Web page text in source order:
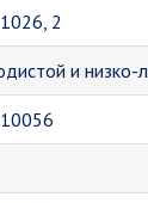
2
и низко-